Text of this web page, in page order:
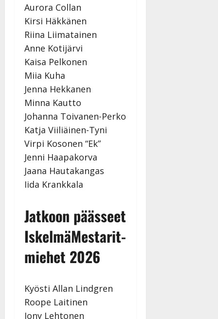
Aurora Collan
Kirsi Häkkänen
Riina Liimatainen
Anne Kotijärvi
Kaisa Pelkonen
Miia Kuha
Jenna Hekkanen
Minna Kautto
Johanna Toivanen-Perko
Katja Viiliäinen-Tyni
Virpi Kosonen “Ek”
Jenni Haapakorva
Jaana Hautakangas
Iida Krankkala
Jatkoon päässeet
IskelmäMestarit-
miehet 2026
Kyösti Allan Lindgren
Roope Laitinen
Jony Lehtonen